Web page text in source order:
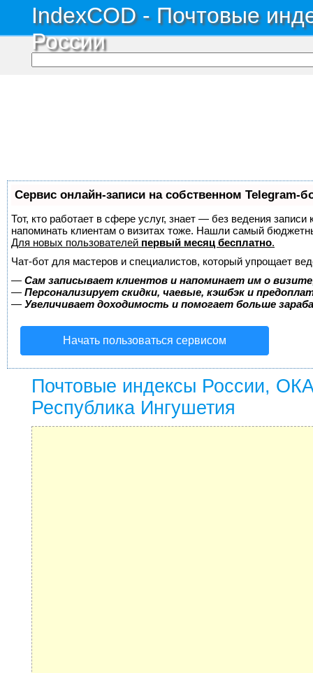
IndexCOD - Почтовые
России
Сервис онлайн-записи на собственном Telegram-
Тот, кто работает в сфере услуг, знает — без ведения
напоминать клиентам о визитах тоже. Нашли самый
Для новых пользователей первый месяц бесплатно.
Чат-бот для мастеров и специалистов, который упрощает
— Сам записывает клиентов и напоминает им о
— Персонализирует скидки, чаевые, кэшбэк и
— Увеличивает доходимость и помогает больше
Начать пользоваться сервисом
Почтовые индексы России,
Республика Ингушетия